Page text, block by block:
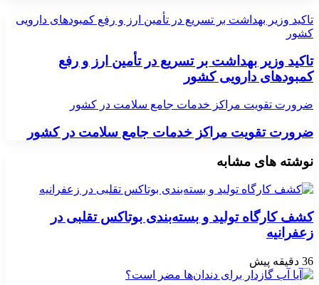
تاکید وزیر بهداشت بر تسریع در تأمین ارز و رفع کمبودهای دارویی
کشور
تاکید وزیر بهداشت بر تسریع در تأمین ارز و رفع
کمبودهای دارویی کشور
ضرورت تقویت مراکز خدمات جامع سلامت در کشور
ضرورت تقویت مراکز خدمات جامع سلامت در کشور
نوشته های مشابه
کشف کارگاه تولید و بسته‌بندی بوتاکس تقلبی در
زعفرانیه
36 دقیقه پیش